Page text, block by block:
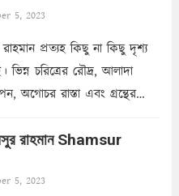
5, 2023
রাহমান প্রত্যহ কিছু না কিছু দৃশ্য
ভিন্ন চরিত্রের রৌদ্র, আলাদা
অগোচর রাস্তা এবং গ্রন্থের
মূর্তি, লোপামুদ্রা ভীষণ বিব্রত
রাহমান Shamsur
5, 2023